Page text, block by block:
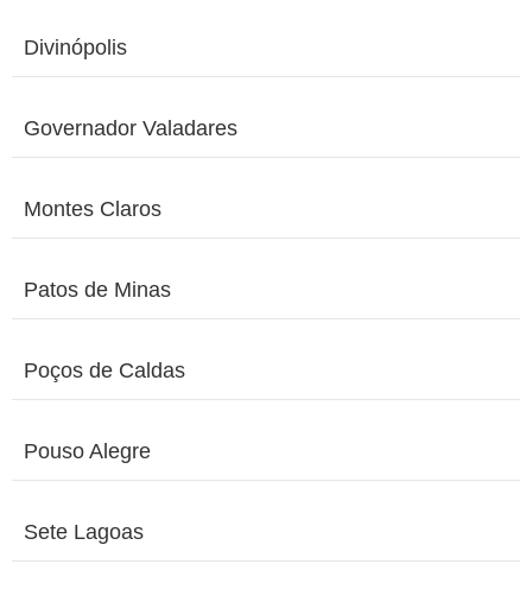
Divinópolis
Governador Valadares
Montes Claros
Patos de Minas
Poços de Caldas
Pouso Alegre
Sete Lagoas